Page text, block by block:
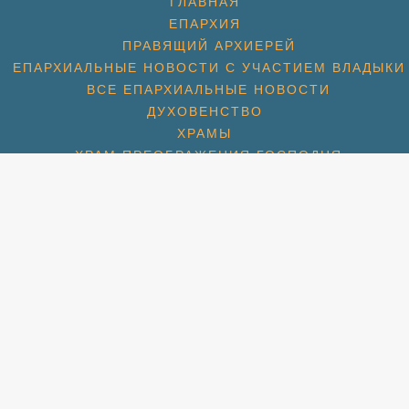
ЕПАРХИЯ
ПРАВЯЩИЙ АРХИЕРЕЙ
ЕПАРХИАЛЬНЫЕ НОВОСТИ С УЧАСТИЕМ ВЛАДЫКИ
ВСЕ ЕПАРХИАЛЬНЫЕ НОВОСТИ
ДУХОВЕНСТВО
ХРАМЫ
ХРАМ ПРЕОБРАЖЕНИЯ ГОСПОДНЯ